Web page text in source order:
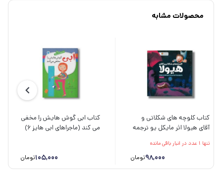
محصولات مشابه
کتاب کلوچه های شکلاتی و
آقای هیولا اثر مایکل یو ترجمه
تنها 1 عدد در انبار باقی مانده
98,000تومان
کتاب ابی گوش هایش را مخفی
می کند (ماجراهای ابی هایز 6)
105,000تومان